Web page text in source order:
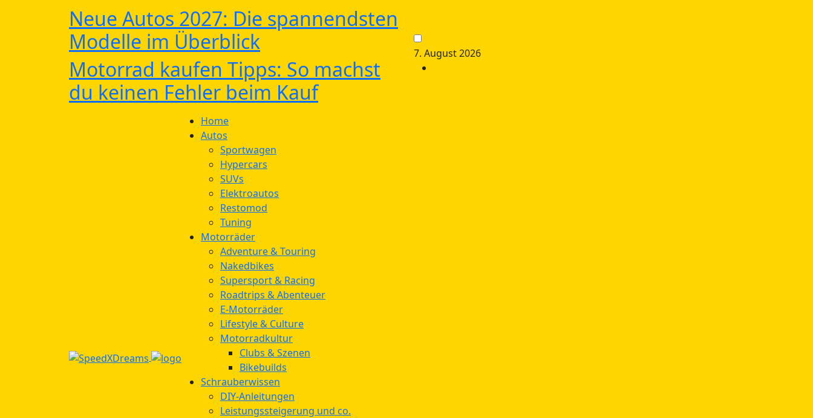
Neue Autos 2027: Die spannendsten
Modelle im Überblick
Motorrad kaufen Tipps: So machst
du keinen Fehler beim Kauf
7. August 2026
Home
Autos
Sportwagen
Hypercars
SUVs
Elektroautos
Restomod
Tuning
Motorräder
Adventure & Touring
Nakedbikes
Supersport & Racing
Roadtrips & Abenteuer
E-Motorräder
Lifestyle & Culture
Motorradkultur
Clubs & Szenen
Bikebuilds
Schrauberwissen
DIY-Anleitungen
Leistungssteigerung und co.